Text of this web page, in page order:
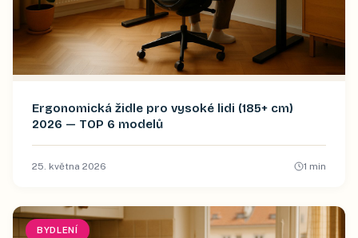
Ergonomická židle pro vysoké lidi (185+ cm)
2026 — TOP 6 modelů
25. května 2026 1 min
BYDLENÍ